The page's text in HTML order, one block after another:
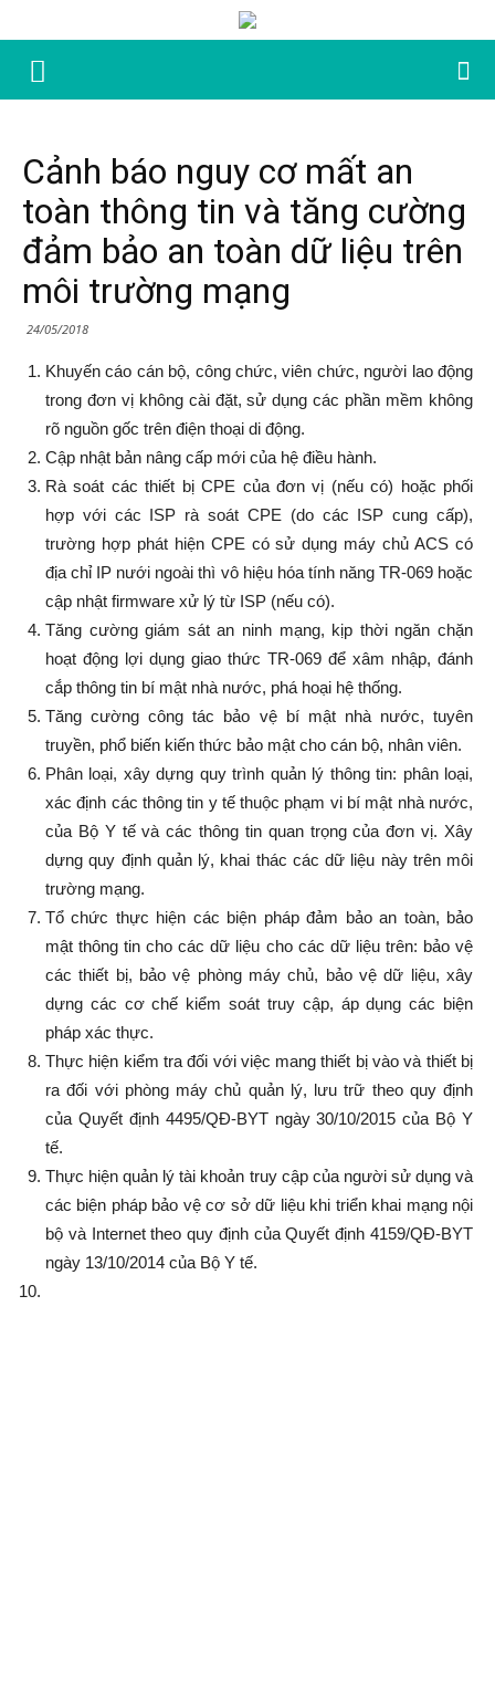
Cảnh báo nguy cơ mất an
toàn thông tin và tăng cường
đảm bảo an toàn dữ liệu trên
môi trường mạng
24/05/2018
Khuyến cáo cán bộ, công chức, viên chức, người lao động
trong đơn vị không cài đặt, sử dụng các phần mềm không
rõ nguồn gốc trên điện thoại di động.
Cập nhật bản nâng cấp mới của hệ điều hành.
Rà soát các thiết bị CPE của đơn vị (nếu có) hoặc phối
hợp với các ISP rà soát CPE (do các ISP cung cấp),
trường hợp phát hiện CPE có sử dụng máy chủ ACS có
địa chỉ IP nưới ngoài thì vô hiệu hóa tính năng TR-069 hoặc
cập nhật firmware xử lý từ ISP (nếu có).
Tăng cường giám sát an ninh mạng, kịp thời ngăn chặn
hoạt động lợi dụng giao thức TR-069 để xâm nhập, đánh
cắp thông tin bí mật nhà nước, phá hoại hệ thống.
Tăng cường công tác bảo vệ bí mật nhà nước, tuyên
truyền, phổ biến kiến thức bảo mật cho cán bộ, nhân viên.
Phân loại, xây dựng quy trình quản lý thông tin: phân loại,
xác định các thông tin y tế thuộc phạm vi bí mật nhà nước,
của Bộ Y tế và các thông tin quan trọng của đơn vị. Xây
dựng quy định quản lý, khai thác các dữ liệu này trên môi
trường mạng.
Tổ chức thực hiện các biện pháp đảm bảo an toàn, bảo
mật thông tin cho các dữ liệu cho các dữ liệu trên: bảo vệ
các thiết bị, bảo vệ phòng máy chủ, bảo vệ dữ liệu, xây
dựng các cơ chế kiểm soát truy cập, áp dụng các biện
pháp xác thực.
Thực hiện kiểm tra đối với việc mang thiết bị vào và thiết bị
ra đối với phòng máy chủ quản lý, lưu trữ theo quy định
của Quyết định 4495/QĐ-BYT ngày 30/10/2015 của Bộ Y
tế.
Thực hiện quản lý tài khoản truy cập của người sử dụng và
các biện pháp bảo vệ cơ sở dữ liệu khi triển khai mạng nội
bộ và Internet theo quy định của Quyết định 4159/QĐ-BYT
ngày 13/10/2014 của Bộ Y tế.